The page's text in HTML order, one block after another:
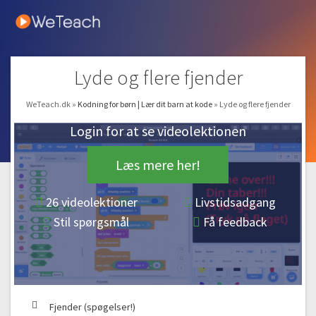
Lyde og flere fjender
WeTeach.dk » Kodning for børn | Lær dit barn at kode » Lyde og flere fjender
Login for at se videolektionen
Læs mere her!
26 videolektioner
Livstidsadgang
Stil spørgsmål
Få feedback
Fjender (spøgelser!)
#2 Vi skal lave et sejt univers
#4 En flottere læser og bevægelse
#5 Points og lydeffekter
11:32
Endless runner | Et endeløst løbespil!
#6 Lav din egen animerede figur
11:34
#7 En verden i bevægelse
10:54
08:55